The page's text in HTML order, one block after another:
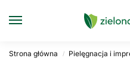
Strona główna / Pielęgnacja i